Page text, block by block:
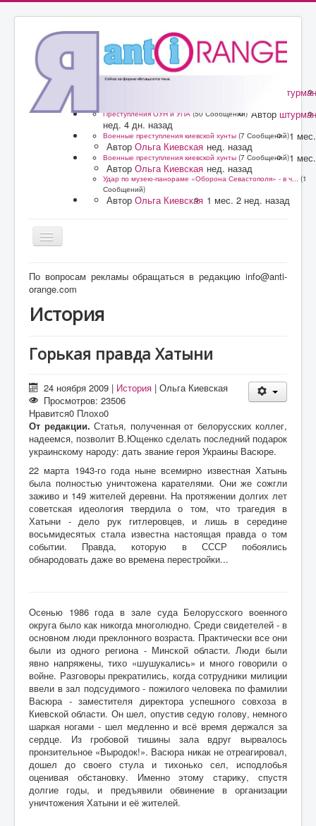
штурман
Преступления ОУН и УПА (50 Сообщений) Автор штурман
нед. 4 дн. назад
Военные преступления киевской хунты (7 Сообщений)
Автор Ольга Киевская
1
нед. назад
Военные преступления киевской хунты (7 Сообщений)
Автор Ольга Киевская
1
нед. назад
Удар по музею-панораме «Оборона Севастополя» - в ч...
(1
Сообщений)
Автор Ольга Киевская 1 мес. 2 нед. назад
Форум
О проекте
Литература
По вопросам рекламы обращаться в редакцию info@anti-
orange.com
История
Горькая правда Хатыни
24 ноября 2009 | История |Ольга Киевская
Просмотров: 23506
Нравится0 Плохо0
От редакции. Статья, полученная от белорусских коллег,
надеемся, позволит В.Ющенко сделать последний подарок
украинскому народу: дать звание героя Украины Васюре.
22 марта 1943-го года ныне всемирно известная Хатынь
была полностью уничтожена карателями. Они же сожгли
заживо и 149 жителей деревни. На протяжении долгих лет
советская идеология твердила о том, что трагедия в
Хатыни - дело рук гитлеровцев, и лишь в середине
восьмидесятых стала известна настоящая правда о том
событии. Правда, которую в СССР побоялись
обнародовать даже во времена перестройки...
Осенью 1986 года в зале суда Белорусского военного
округа было как никогда многолюдно. Среди свидетелей - в
основном люди преклонного возраста. Практически все они
были из одного региона - Минской области. Люди были
явно напряжены, тихо «шушукались» и много говорили о
войне. Разговоры прекратились, когда сотрудники милиции
ввели в зал подсудимого - пожилого человека по фамилии
Васюра - заместителя директора успешного совхоза в
Киевской области. Он шел, опустив седую голову, немного
шаркая ногами - шел медленно и всё время держался за
сердце. Из гробовой тишины зала вдруг вырвалось
пронзительное «Выродок!». Васюра никак не отреагировал,
дошел до своего стула и тихонько сел, исподлобья
оценивая обстановку. Именно этому старику, спустя
долгие годы, и предъявили обвинение в организации
уничтожения Хатыни и её жителей.